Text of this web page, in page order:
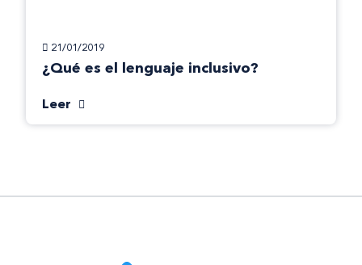
21/01/2019
¿Qué es el lenguaje inclusivo?
Leer